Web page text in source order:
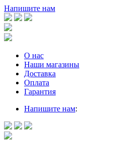
Напишите нам
О нас
Наши магазины
Доставка
Оплата
Гарантия
Напишите нам: